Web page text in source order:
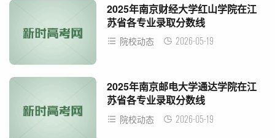
2025年南京财经大学红山学院在江
苏省各专业录取分数线
院校动态 2026-05-19
2025年南京邮电大学通达学院在江
苏省各专业录取分数线
院校动态 2026-05-19